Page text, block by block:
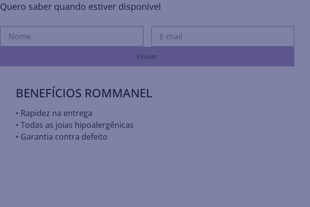
Quero saber quando estiver disponível
Enviar
BENEFÍCIOS ROMMANEL
• Rapidez na entrega
• Todas as joias hipoalergênicas
• Garantia contra defeito